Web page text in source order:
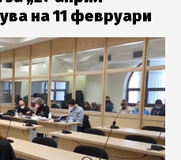
на 11 февруари